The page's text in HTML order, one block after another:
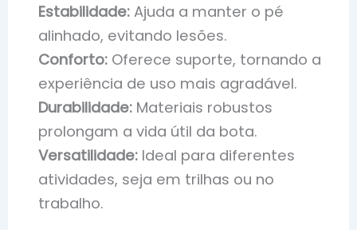
Estabilidade: Ajuda a manter o pé
alinhado, evitando lesões.
Conforto: Oferece suporte, tornando a
experiência de uso mais agradável.
Durabilidade: Materiais robustos
prolongam a vida útil da bota.
Versatilidade: Ideal para diferentes
atividades, seja em trilhas ou no
trabalho.